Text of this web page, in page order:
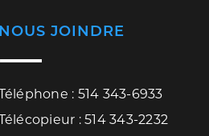
NOUS JOINDRE
: 514 343-6933
: 514 343-2232